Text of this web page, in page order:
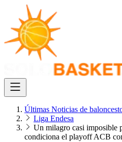
Últimas Noticias de
Liga Endesa
Un milagro casi imposible
condiciona el playoff ACB